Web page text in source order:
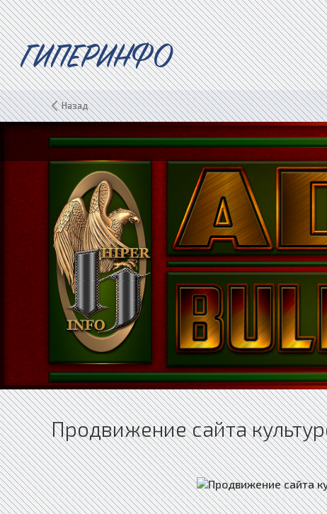
ГИПЕРИНФО
Назад
Продвижение сайта